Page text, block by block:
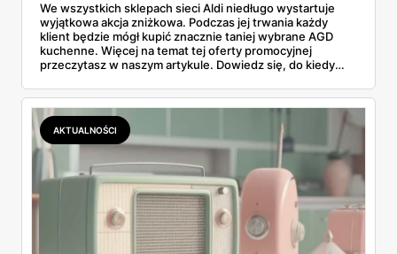
We wszystkich sklepach sieci Aldi niedługo wystartuje
wyjątkowa akcja zniżkowa. Podczas jej trwania każdy
klient będzie mógł kupić znacznie taniej wybrane AGD
kuchenne. Więcej na temat tej oferty promocyjnej
przeczytasz w naszym artykule. Dowiedz się, do kiedy
AKTUALNOŚCI